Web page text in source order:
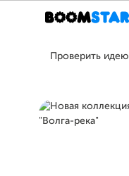
Проверить идею